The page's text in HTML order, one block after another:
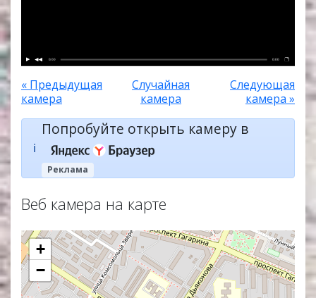
0:00 0:00
« Предыдущая
камера
Случайная
камера
Следующая
камера »
ℹ️
Попробуйте открыть камеру в
Реклама
Веб камера на карте
+
−